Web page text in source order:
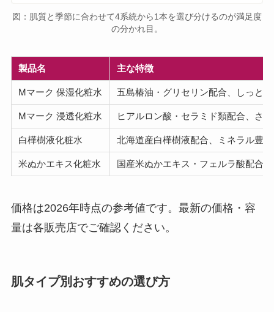
図：肌質と季節に合わせて4系統から1本を選び分けるのが満足度
の分かれ目。
製品名 主な特徴
Mマーク 保湿化粧水 五島椿油・グリセリン配合、しっと
Mマーク 浸透化粧水 ヒアルロン酸・セラミド類配合、さ
白樺樹液化粧水 北海道産白樺樹液配合、ミネラル豊富
米ぬかエキス化粧水 国産米ぬかエキス・フェルラ酸配合
価格は2026年時点の参考値です。最新の価格・容
量は各販売店でご確認ください。
肌タイプ別おすすめの選び方